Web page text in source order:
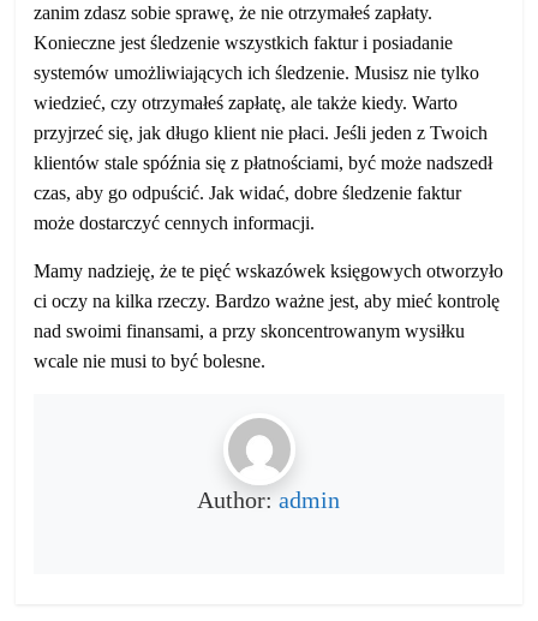
zanim zdasz sobie sprawę, że nie otrzymałeś zapłaty.
Konieczne jest śledzenie wszystkich faktur i posiadanie
systemów umożliwiających ich śledzenie. Musisz nie tylko
wiedzieć, czy otrzymałeś zapłatę, ale także kiedy. Warto
przyjrzeć się, jak długo klient nie płaci. Jeśli jeden z Twoich
klientów stale spóźnia się z płatnościami, być może nadszedł
czas, aby go odpuścić. Jak widać, dobre śledzenie faktur
może dostarczyć cennych informacji.
Mamy nadzieję, że te pięć wskazówek księgowych otworzyło
ci oczy na kilka rzeczy. Bardzo ważne jest, aby mieć kontrolę
nad swoimi finansami, a przy skoncentrowanym wysiłku
wcale nie musi to być bolesne.
Author:admin